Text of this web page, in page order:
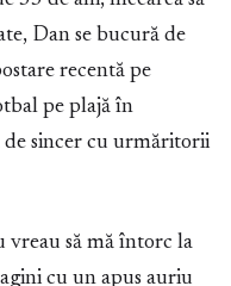
Dan se bucură de
recentă pe
pe plajă în
sincer cu urmăritorii
vreau să mă întorc la
cu un apus auriu